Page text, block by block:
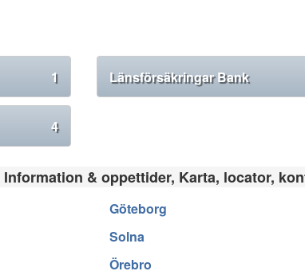
1 Länsförsäkringar Bank
4
& oppettider, Karta, locator,
Göteborg
Solna
Örebro